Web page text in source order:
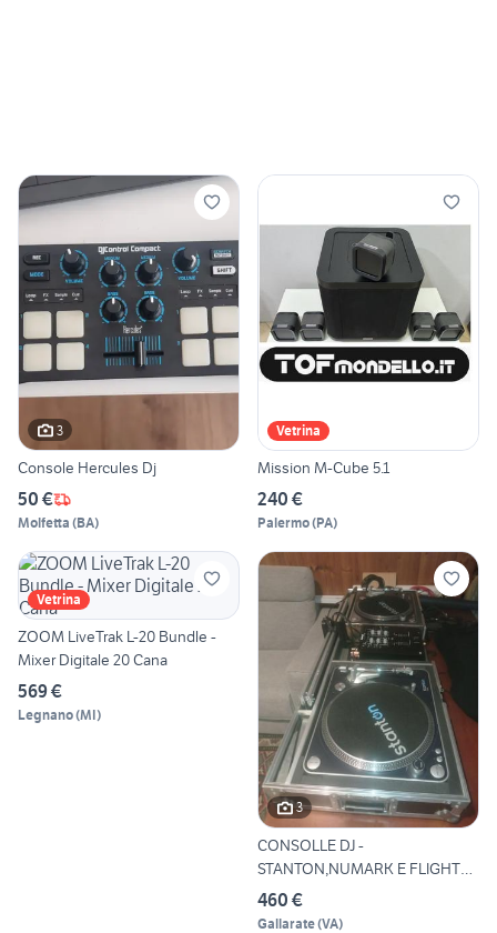
3
Console Hercules Dj
50 €
Molfetta (BA)
Vetrina
Mission M-Cube 5.1
240 €
Palermo(PA)
Vetrina
ZOOM LiveTrak L-20 Bundle -
Mixer Digitale 20 Cana
569 €
Legnano(MI)
3
CONSOLLE DJ -
STANTON,NUMARK E FLIGHT
CASE
460 €
Gallarate(VA)